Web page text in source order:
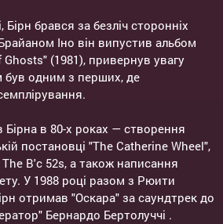
Бірн брався за безліч сторонніх
Іно він випустив альбом
(1981), привернув увагу
був одним з перших, де
Бірна в 80-х роках — створення
постановці "The Catherine Wheel",
B'c 52s, а також написання
У 1988 році разом з Рюити
отримав "Оскара" за саундтрек до
Бернардо Бертолуччі .